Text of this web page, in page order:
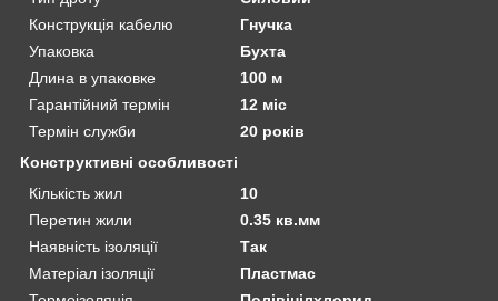
Конструкція кабелю
Гнучка
Упаковка
Бухта
Длина в упаковке
100 м
Гарантійний термін
12 міс
Термін служби
20 років
Конструктивні особливості
Кількість жил
10
Перетин жили
0.35 кв.мм
Наявність ізоляції
Так
Матеріал ізоляції
Пластмас